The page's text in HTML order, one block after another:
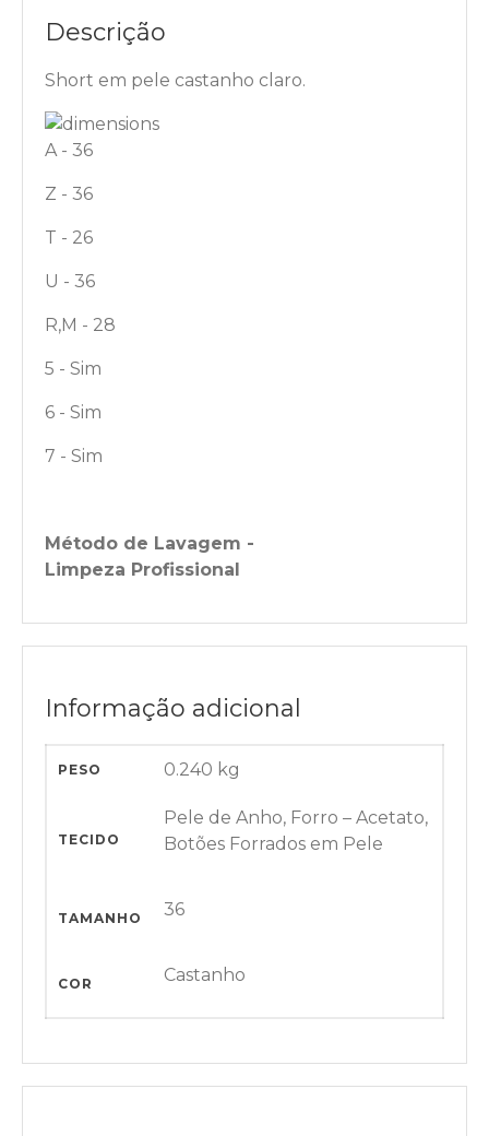
Descrição
Short em pele castanho claro.
A - 36
Z - 36
T - 26
U - 36
R,M - 28
5 - Sim
6 - Sim
7 - Sim
Método de Lavagem -
Limpeza Profissional
Informação adicional
PESO 0.240 kg
TECIDO
Pele de Anho, Forro – Acetato,
Botões Forrados em Pele
TAMANHO 36
COR Castanho